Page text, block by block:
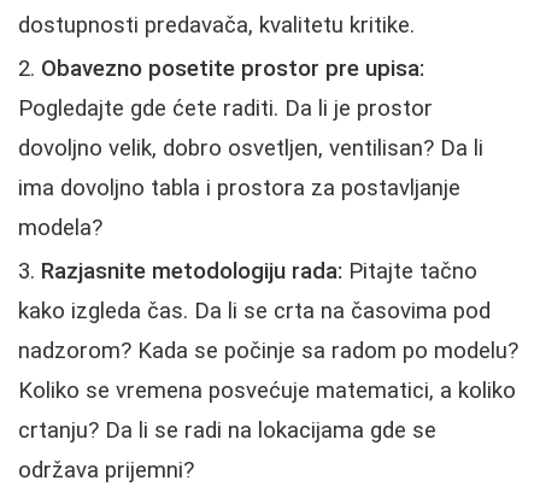
dostupnosti predavača, kvalitetu kritike.
Obavezno posetite prostor pre upisa:
Pogledajte gde ćete raditi. Da li je prostor
dovoljno velik, dobro osvetljen, ventilisan? Da li
ima dovoljno tabla i prostora za postavljanje
modela?
Razjasnite metodologiju rada: Pitajte tačno
kako izgleda čas. Da li se crta na časovima pod
nadzorom? Kada se počinje sa radom po modelu?
Koliko se vremena posvećuje matematici, a koliko
crtanju? Da li se radi na lokacijama gde se
održava prijemni?